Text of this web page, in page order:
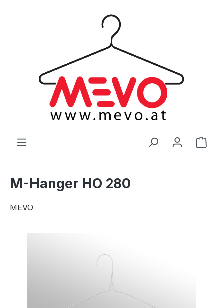
M-Hanger HO 280
MEVO